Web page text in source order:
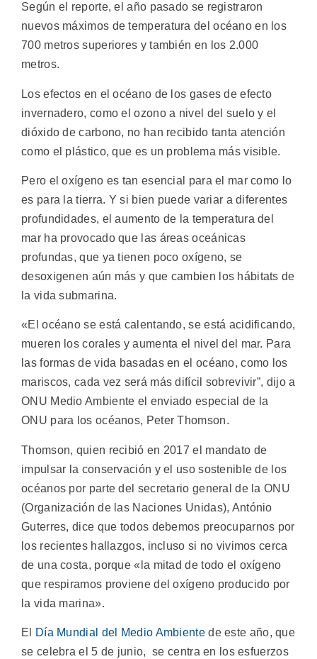
Según el reporte, el año pasado se registraron
nuevos máximos de temperatura del océano en los
700 metros superiores y también en los 2.000
metros.
Los efectos en el océano de los gases de efecto
invernadero, como el ozono a nivel del suelo y el
dióxido de carbono, no han recibido tanta atención
como el plástico, que es un problema más visible.
Pero el oxígeno es tan esencial para el mar como lo
es para la tierra. Y si bien puede variar a diferentes
profundidades, el aumento de la temperatura del
mar ha provocado que las áreas oceánicas
profundas, que ya tienen poco oxígeno, se
desoxigenen aún más y que cambien los hábitats de
la vida submarina.
«El océano se está calentando, se está acidificando,
mueren los corales y aumenta el nivel del mar. Para
las formas de vida basadas en el océano, como los
mariscos, cada vez será más difícil sobrevivir”, dijo a
ONU Medio Ambiente el enviado especial de la
ONU para los océanos, Peter Thomson.
Thomson, quien recibió en 2017 el mandato de
impulsar la conservación y el uso sostenible de los
océanos por parte del secretario general de la ONU
(Organización de las Naciones Unidas), António
Guterres, dice que todos debemos preocuparnos por
los recientes hallazgos, incluso si no vivimos cerca
de una costa, porque «la mitad de todo el oxígeno
que respiramos proviene del oxígeno producido por
la vida marina».
El Día Mundial del Medio Ambientede este año, que
se celebra el 5 de junio, se centra en los esfuerzos